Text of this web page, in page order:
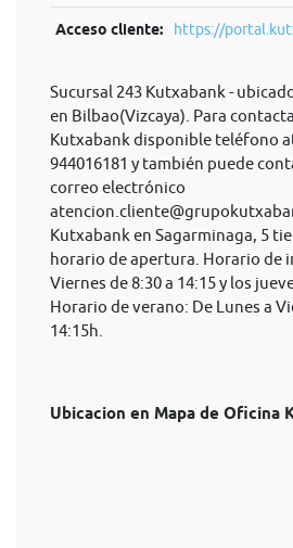
Acceso cliente: https://
Sucursal 243 Kutxabank -
en Bilbao(Vizcaya). Para
Kutxabank disponible teléfono
944016181 y también puede
correo electrónico
Kutxabank en Sagarminaga, 5
horario de apertura. Horario de
Viernes de 8:30 a 14:15 y los
Horario de verano: De Lunes a
14:15h.
Ubicacion en Mapa de Oficina